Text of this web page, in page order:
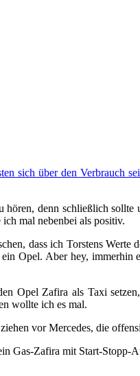
sich über den Verbrauch
hören, denn schließlich
mal nebenbei als positiv.
dass ich Torstens
Opel. Aber hey, immerhin
Opel Zafira als Taxi
wollte ich es mal.
vor Mercedes, die
Gas-Zafira mit Start-